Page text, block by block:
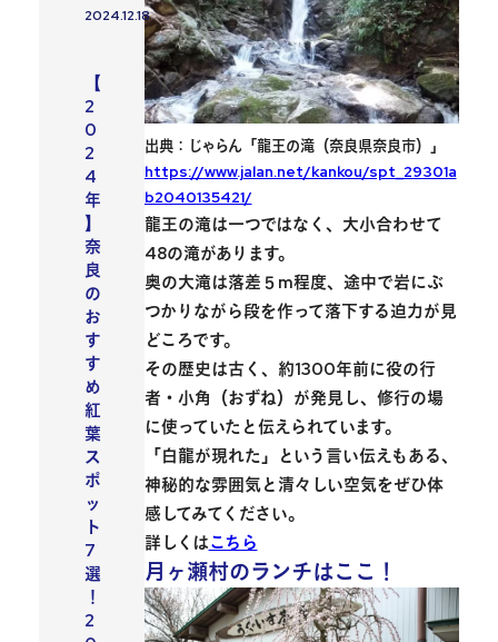
出典：じゃらん「龍王の滝（奈良県奈良市）」
https://www.jalan.net/kankou/spt_29301a
b2040135421/
龍王の滝は一つではなく、大小合わせて
48の滝があります。
奥の大滝は落差５m程度、途中で岩にぶ
つかりながら段を作って落下する迫力が見
どころです。
その歴史は古く、約1300年前に役の行
者・小角（おずね）が発見し、修行の場
に使っていたと伝えられています。
「白龍が現れた」という言い伝えもある、
神秘的な雰囲気と清々しい空気をぜひ体
感してみてください。
詳しくはこちら
月ヶ瀬村のランチはここ！
投稿日
2024.12.18
おすすめスポット
【
2
0
2
4
年
】
奈
良
の
お
す
す
め
紅
葉
ス
ポ
ッ
ト
7
選
！
2